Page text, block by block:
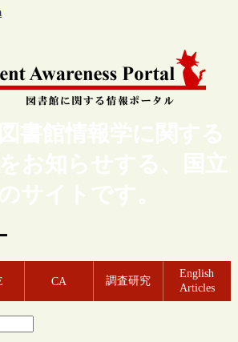
書館情報学に関する
お知らせする、国立
サイトです。
CA 調査研究
English
Articles